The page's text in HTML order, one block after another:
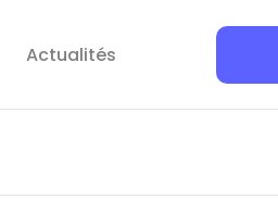
Actualités